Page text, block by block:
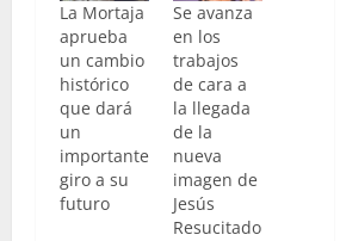
La Mortaja
aprueba
un cambio
histórico
que dará
un
importante
giro a su
futuro
Se avanza
en los
trabajos
de cara a
la llegada
de la
nueva
imagen de
Jesús
Resucitado